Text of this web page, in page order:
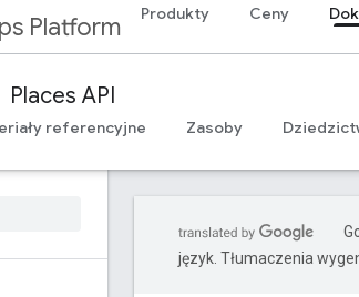
Platform Produkty Ceny
Places API
referencyjne Zasoby
język. Tłumaczenia